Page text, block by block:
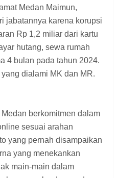
Medan Maimun,
jabatannya karena korupsi
Rp 1,2 miliar dari kartu
hutang, sewa rumah
4 bulan pada tahun 2024.
dialami MK dan MR.
berkomitmen dalam
sesuai arahan
yang pernah disampaikan
yang menekankan
main-main dalam